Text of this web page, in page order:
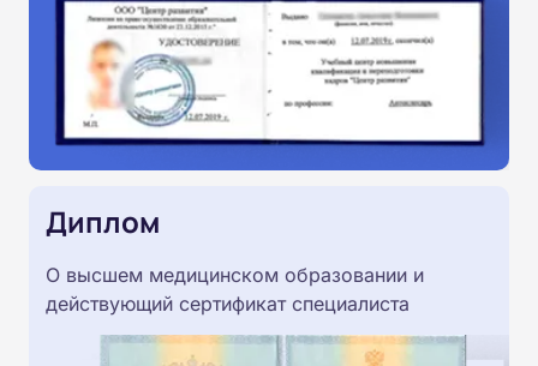
Диплом
О высшем медицинском образовании и
действующий сертификат специалиста